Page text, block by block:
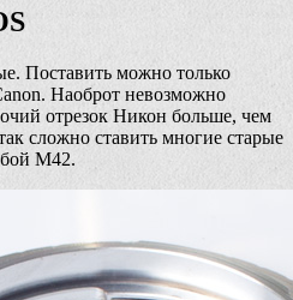
Поставить можно только
Наоброт невозможно
отрезок Никон больше, чем
сложно ставить многие старые
М42.